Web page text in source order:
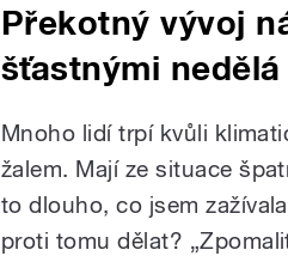
Překotný vývoj
šťastnými nedělá
Mnoho lidí trpí kvůli
žalem. Mají ze situace
to dlouho, co jsem
proti tomu dělat?